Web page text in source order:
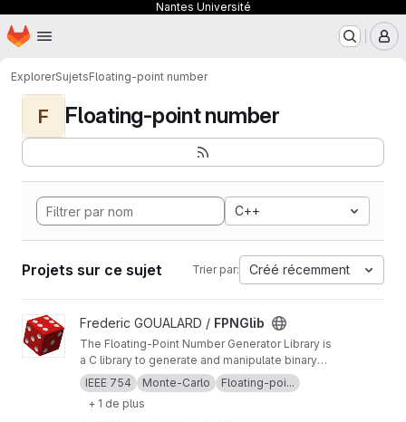
Nantes Université
Passer au contenu principal
Page d'accueil
ExplorerSujetsFloating-point number
F Floating-point number
C++
Projets sur ce sujet Trier par: Créé récemment
Afficher le projet FPNGlib
Frederic GOUALARD / FPNGlib
The Floating-Point Number Generator Library is
a C library to generate and manipulate binary
IEEE 754 floating-point numbers with given
properties for test purposes.
IEEE 754 Monte-Carlo
Floating-poi...
+ 1 de plus